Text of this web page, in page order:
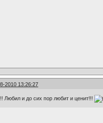
2010 13:26:27
Любил и до сих пор любит и ценит!!!